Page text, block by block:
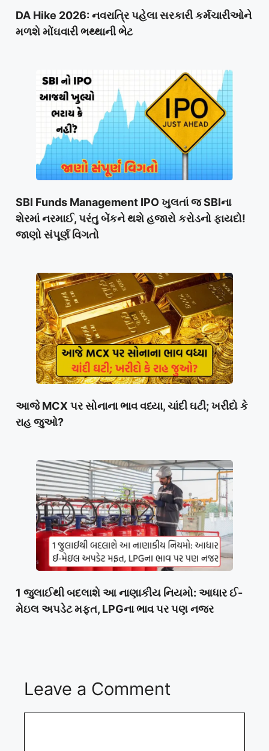
DA Hike 2026: નવરાત્રિ પહેલા સરકારી કર્મચારીઓને
મળશે મોંઘવારી ભથ્થાની ભેટ
SBI Funds Management IPO ખુલતાં જ SBIના
શેરમાં નરમાઈ, પરંતુ બેંકને થશે હજારો કરોડનો ફાયદો!
જાણો સંપૂર્ણ વિગતો
આજે MCX પર સોનાના ભાવ વધ્યા, ચાંદી ઘટી; ખરીદો કે
રાહ જુઓ?
1 જુલાઈથી બદલાશે આ નાણાકીય નિયમો: આધાર ઈ-
મેઇલ અપડેટ મફત, LPGના ભાવ પર પણ નજર
Leave a Comment